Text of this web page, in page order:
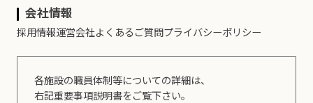
会社情報
採用情報運営会社よくあるご質問プライバシーポリシー
各施設の職員体制等についての詳細は、
右記重要事項説明書をご覧下さい。